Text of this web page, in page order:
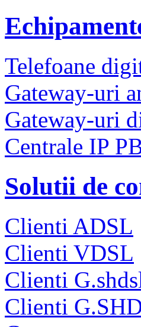
Telefoane
Gateway-uri
Gateway-uri
Centrale IP
Solutii de
Clienti ADSL
Clienti VDSL
Clienti
Clienti